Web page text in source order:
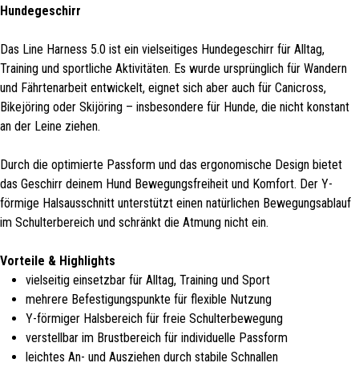
Hundegeschirr
Das Line Harness 5.0 ist ein vielseitiges Hundegeschirr für Alltag,
Training und sportliche Aktivitäten. Es wurde ursprünglich für Wandern
und Fährtenarbeit entwickelt, eignet sich aber auch für Canicross,
Bikejöring oder Skijöring – insbesondere für Hunde, die nicht konstant
an der Leine ziehen.
Durch die optimierte Passform und das ergonomische Design bietet
das Geschirr deinem Hund Bewegungsfreiheit und Komfort. Der Y-
förmige Halsausschnitt unterstützt einen natürlichen Bewegungsablauf
im Schulterbereich und schränkt die Atmung nicht ein.
Vorteile & Highlights
vielseitig einsetzbar für Alltag, Training und Sport
mehrere Befestigungspunkte für flexible Nutzung
Y-förmiger Halsbereich für freie Schulterbewegung
verstellbar im Brustbereich für individuelle Passform
leichtes An- und Ausziehen durch stabile Schnallen